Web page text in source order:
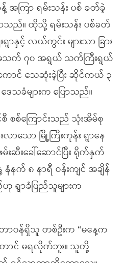
အကြာ ရမ်းသန်း ပစ် ခတ်ခဲ့
သည်။ ထိုသို့ ရမ်းသန်း ပစ်ခတ်
ရွာနှင့် လယ်ကွင်း များသာ ခြား
အသက် ၇၀ အရွယ် သက်ကြီးရွယ်
ကောင် သေဆုံးခဲ့ပြီး ဆိုင်ကယ် ၃
သခံများက ပြောသည်။
စစ်ကြောင်းသည် သုံးအိမ်စု
လာသော မြို့ကြီးကုန်း ရွာနေ
ဆီးခေါ်ဆောင်ပြီး ရိုက်နှက်
က် ၈ နာရီ ဝန်းကျင် အချိန်
ရွာခံပြည်သူများက
တာဝန်ရှိသူ တစ်ဦးက “မနေ့က
ောင် မရလိုက်ဘူး။ သူတို့